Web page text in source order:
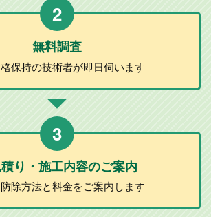
2
無料調査
保持の技術者が即日伺います
3
り・施工内容のご案内
除方法と料金をご案内します